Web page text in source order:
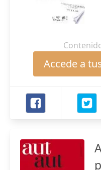
Accede a